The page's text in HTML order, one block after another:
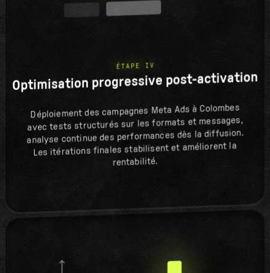
ÉTAPE IV
Optimisation progressive post-activation
Déploiement des campagnes Meta Ads à Colombes
avec tests structurés sur les formats et messages,
analyse continue des performances dès la diffusion.
Les itérations finales stabilisent et améliorent la
rentabilité.